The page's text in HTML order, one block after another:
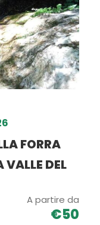
FORRA
VALLE DEL
A partire da
€50